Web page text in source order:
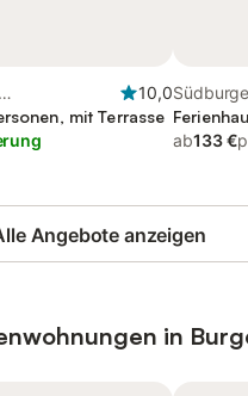
10,0
mit Terrasse
ab133 €
Angebote anzeigen
in